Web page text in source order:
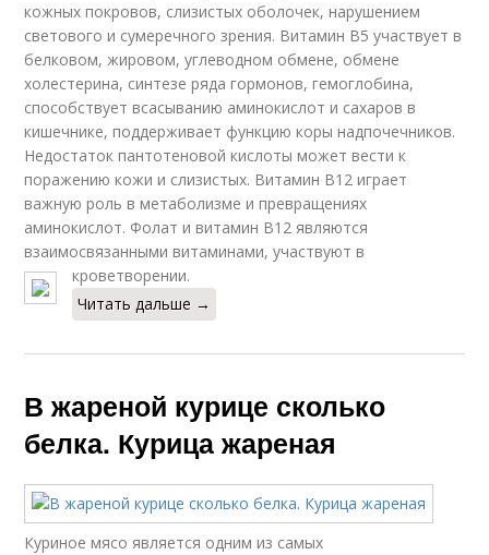
кожных покровов, слизистых оболочек, нарушением
светового и сумеречного зрения. Витамин В5 участвует в
белковом, жировом, углеводном обмене, обмене
холестерина, синтезе ряда гормонов, гемоглобина,
способствует всасыванию аминокислот и сахаров в
кишечнике, поддерживает функцию коры надпочечников.
Недостаток пантотеновой кислоты может вести к
поражению кожи и слизистых. Витамин В12 играет
важную роль в метаболизме и превращениях
аминокислот. Фолат и витамин В12 являются
взаимосвязанными витаминами, участвуют в
кроветворении.
Читать дальше →
В жареной курице сколько
белка. Курица жареная
Куриное мясо является одним из самых